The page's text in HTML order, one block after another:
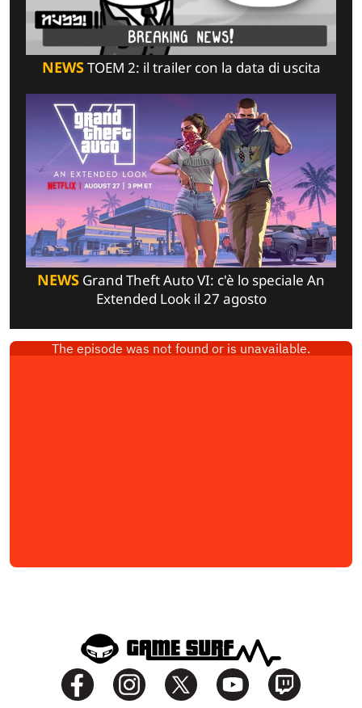
NEWSTOEM 2: il trailer con la data di uscita
NEWS Grand Theft Auto VI: c'è lo speciale An
Extended Look il 27 agosto